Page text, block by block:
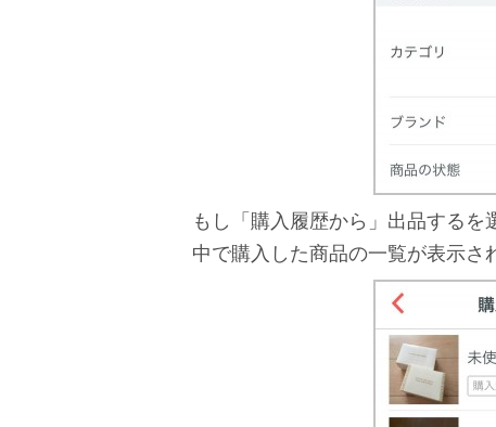
もし「購入履歴から」出品する
中で購入した商品の一覧が表示さ